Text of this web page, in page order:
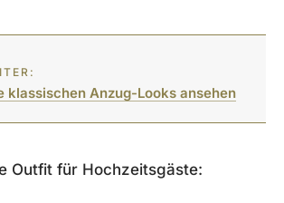
klassischen Anzug-Looks ansehen
Outfit für Hochzeitsgäste: